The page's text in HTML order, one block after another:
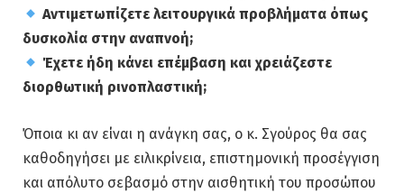
Αντιμετωπίζετε λειτουργικά προβλήματα όπως
δυσκολία στην αναπνοή;
Έχετε ήδη κάνει επέμβαση και χρειάζεστε
διορθωτική ρινοπλαστική;
Όποια κι αν είναι η ανάγκη σας, ο κ. Σγούρος θα σας
καθοδηγήσει με ειλικρίνεια, επιστημονική προσέγγιση
και απόλυτο σεβασμό στην αισθητική του προσώπου